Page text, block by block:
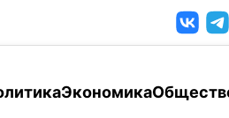
Экономика